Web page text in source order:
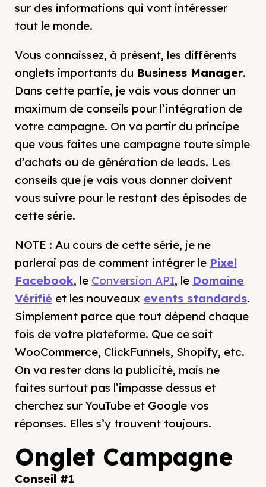
sur des informations qui vont intéresser
tout le monde.
Vous connaissez, à présent, les différents
onglets importants du Business Manager.
Dans cette partie, je vais vous donner un
maximum de conseils pour l’intégration de
votre campagne. On va partir du principe
que vous faites une campagne toute simple
d’achats ou de génération de leads. Les
conseils que je vais vous donner doivent
vous suivre pour le restant des épisodes de
cette série.
NOTE : Au cours de cette série, je ne
parlerai pas de comment intégrer le Pixel
Facebook, le Conversion API, le Domaine
Vérifié et les nouveaux events standards.
Simplement parce que tout dépend chaque
fois de votre plateforme. Que ce soit
WooCommerce, ClickFunnels, Shopify, etc.
On va rester dans la publicité, mais ne
faites surtout pas l’impasse dessus et
cherchez sur YouTube et Google vos
réponses. Elles s’y trouvent toujours.
Onglet Campagne
Conseil #1